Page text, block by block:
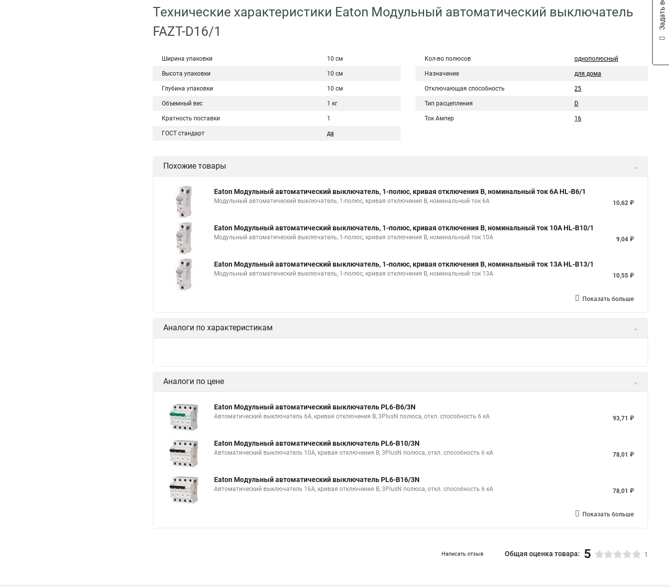
Технические характеристики Eaton Модульный автоматический выключатель
FAZT-D16/1
Ширина упаковки 10 см
Высота упаковки 10 см
Глубина упаковки 10 см
Объемный вес 1 кг
Кратность поставки 1
ГОСТ стандарт да
Кол-во полюсов однополюсный
Назначение для дома
Отключающая способность 25
Тип расцепления D
Ток Ампер 16
Похожие товары
Eaton Модульный автоматический выключатель, 1-полюс, кривая отключения B, номинальный ток 6А HL-B6/1
Модульный автоматический выключатель, 1-полюс, кривая отключения B, номинальный ток 6А 10,62 ₽
Eaton Модульный автоматический выключатель, 1-полюс, кривая отключения B, номинальный ток 10А HL-B10/1
Модульный автоматический выключатель, 1-полюс, кривая отключения B, номинальный ток 10А 9,04 ₽
Eaton Модульный автоматический выключатель, 1-полюс, кривая отключения B, номинальный ток 13А HL-B13/1
Модульный автоматический выключатель, 1-полюс, кривая отключения B, номинальный ток 13А 10,55 ₽
Показать больше
Аналоги по характеристикам
Аналоги по цене
Eaton Модульный автоматический выключатель PL6-B6/3N
Автоматический выключатель 6А, кривая отключения В, 3PlusN полюса, откл. способность 6 кА 93,71 ₽
Eaton Модульный автоматический выключатель PL6-B10/3N
Автоматический выключатель 10А, кривая отключения В, 3PlusN полюса, откл. способность 6 кА 78,01 ₽
Eaton Модульный автоматический выключатель PL6-B16/3N
Автоматический выключатель 16А, кривая отключения В, 3PlusN полюса, откл. способность 6 кА 78,01 ₽
Показать больше
Написать отзыв Общая оценка товара: 5 1